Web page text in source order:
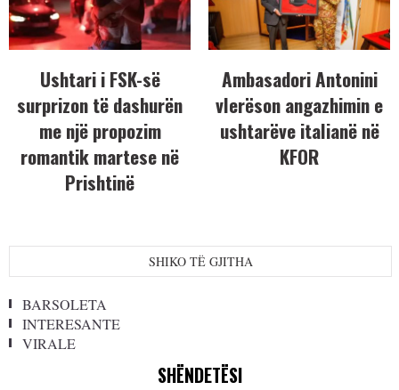
Ushtari i FSK-së
surprizon të dashurën
me një propozim
romantik martese në
Prishtinë
Ambasadori Antonini
vlerëson angazhimin e
ushtarëve italianë në
KFOR
SHIKO TË GJITHA
BARSOLETA
INTERESANTE
VIRALE
SHËNDETËSI